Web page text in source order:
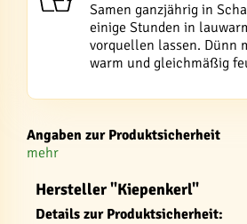
Samen ganzjährig in
einige Stunden in
vorquellen lassen. Dünn
warm und gleichmäßig
Angaben zur Produktsicherheit
mehr
Hersteller "Kiepenkerl"
Details zur Produktsicherheit: